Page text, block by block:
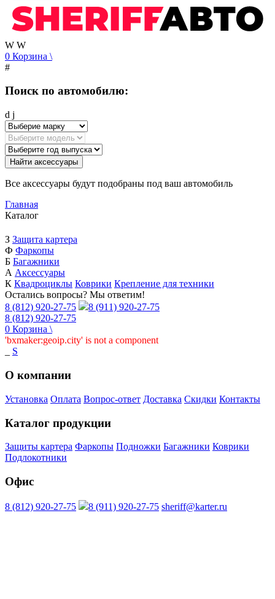
W W
0 Корзина \
#
Поиск по автомобилю:
d j
Найти аксессуары
Все аксессуары будут подобраны под ваш автомобиль
Главная
Каталог
З Защита картера
Ф Фаркопы
Б Багажники
А Аксессуары
К Квадроциклы Коврики Крепление для техники
Остались вопросы? Мы ответим!
8 (812) 920-27-75
8 (911) 920-27-75
8 (812) 920-27-75
0 Корзина \
'bxmaker:geoip.city' is not a component
S
О компании
Установка Оплата Вопрос-ответ Доставка Скидки Контакты
Каталог продукции
Защиты картера Фаркопы Подножки Багажники Коврики
Подлокотники
Офис
8 (812) 920-27-75 8 (911) 920-27-75 sheriff@karter.ru